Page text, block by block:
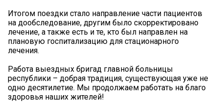
Итогом поездки стало направление части пациентов
на дообследование, другим было скорректировано
лечение, а также есть и те, кто был направлен на
плановую госпитализацию для стационарного
лечения.
Работа выездных бригад главной больницы
республики – добрая традиция, существующая уже не
одно десятилетие. Мы продолжаем работать на благо
здоровья наших жителей!